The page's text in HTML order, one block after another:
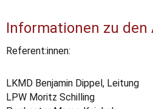
Informationen zu den
Referent:innen:
LKMD Benjamin Dippel, Leitung
LPW Moritz Schilling